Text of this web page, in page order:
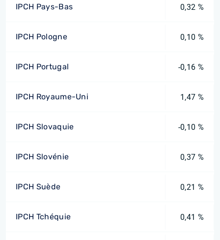
IPCH Pays-Bas 0,32 %
IPCH Pologne 0,10 %
IPCH Portugal -0,16 %
IPCH Royaume-Uni 1,47 %
IPCH Slovaquie -0,10 %
IPCH Slovénie 0,37 %
IPCH Suède 0,21 %
IPCH Tchéquie 0,41 %